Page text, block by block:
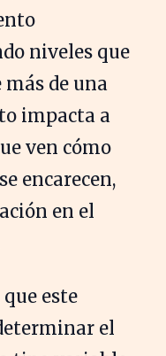
niveles que
más de una
impacta a
ven cómo
encarecen,
en el
este
el